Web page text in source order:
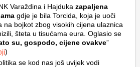
Varaždina i Hajduka zapaljena
gdje je bila Torcida, koja je uoči
na bojkot zbog visokih cijena ulaznica
šteta u tisućama eura. Oglasio se
su, gospodo, cijene ovakve”
)
se kod nas još uvijek vodi